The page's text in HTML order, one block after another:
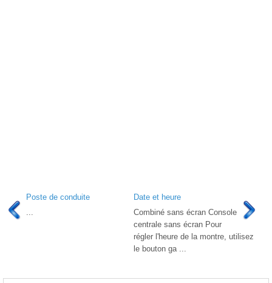
Poste de conduite
...
Date et heure
Combiné sans écran Console
centrale sans écran Pour
régler l'heure de la montre, utilisez
le bouton ga ...